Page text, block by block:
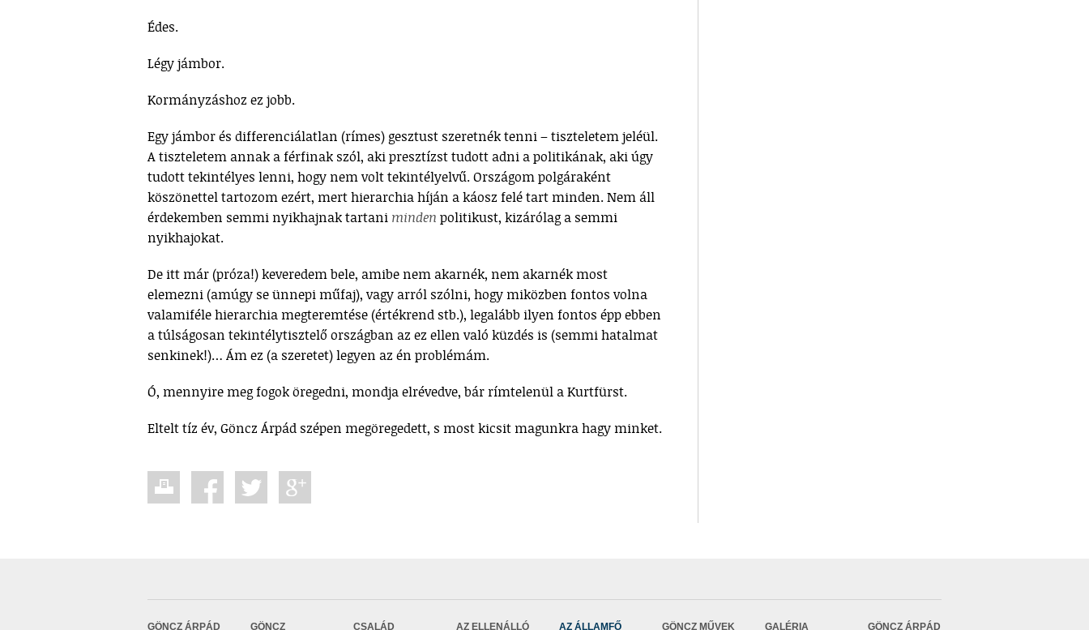
Édes.
Légy jámbor.
Kormányzáshoz ez jobb.
Egy jámbor és differenciálatlan (rímes) gesztust szeretnék tenni – tiszteletem jeléül.
A tiszteletem annak a férfinak szól, aki presztízst tudott adni a politikának, aki úgy
tudott tekintélyes lenni, hogy nem volt tekintélyelvű. Országom polgáraként
köszönettel tartozom ezért, mert hierarchia híján a káosz felé tart minden. Nem áll
érdekemben semmi nyikhajnak tartani minden politikust, kizárólag a semmi
nyikhajokat.
De itt már (próza!) keveredem bele, amibe nem akarnék, nem akarnék most
elemezni (amúgy se ünnepi műfaj), vagy arról szólni, hogy miközben fontos volna
valamiféle hierarchia megteremtése (értékrend stb.), legalább ilyen fontos épp ebben
a túlságosan tekintélytisztelő országban az ez ellen való küzdés is (semmi hatalmat
senkinek!)… Ám ez (a szeretet) legyen az én problémám.
Ó, mennyire meg fogok öregedni, mondja elrévedve, bár rímtelenül a Kurtfürst.
Eltelt tíz év, Göncz Árpád szépen megöregedett, s most kicsit magunkra hagy minket.
GÖNCZ ÁRPÁD
GÖNCZ
CSALÁD AZ ELLENÁLLÓ AZ ÁLLAMFŐ GÖNCZ MŰVEK GALÉRIA
GÖNCZ ÁRPÁD